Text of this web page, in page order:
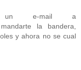
un e-mail a
la bandera,
y ahora no se cual